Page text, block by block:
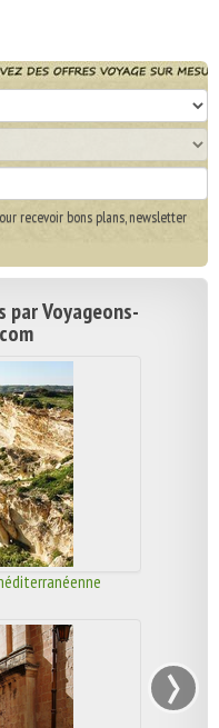
recevoir bons plans, newsletter
par Voyageons-
›